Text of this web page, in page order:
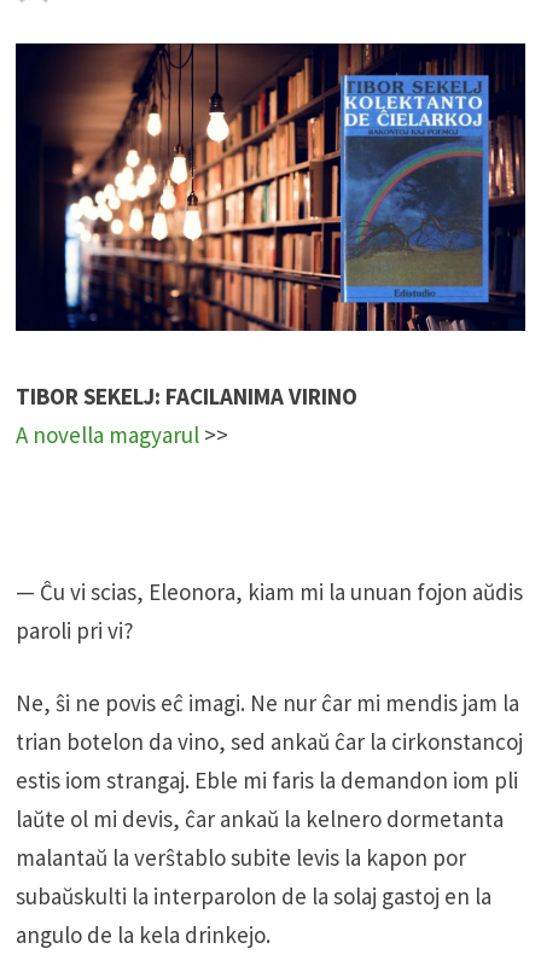
TIBOR SEKELJ: FACILANIMA VIRINO
A novella magyarul>>
— Ĉu vi scias, Eleonora, kiam mi la unuan fojon aŭdis
paroli pri vi?
Ne, ŝi ne povis eĉ imagi. Ne nur ĉar mi mendis jam la
trian botelon da vino, sed ankaŭ ĉar la cirkonstancoj
estis iom strangaj. Eble mi faris la demandon iom pli
laŭte ol mi devis, ĉar ankaŭ la kelnero dormetanta
malantaŭ la verŝtablo subite levis la kapon por
subaŭskulti la interparolon de la solaj gastoj en la
angulo de la kela drinkejo.